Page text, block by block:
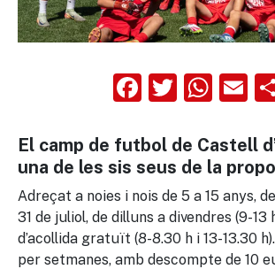
Facebook
Twitter
El camp de futbol de Castell
una de les sis seus de la
Adreçat a noies i nois de 5 a 15 anys,
31 de juliol, de dilluns a divendres (9-13
d’acollida gratuït (8-8.30 h i 13-13.30
per setmanes, amb descompte de 10